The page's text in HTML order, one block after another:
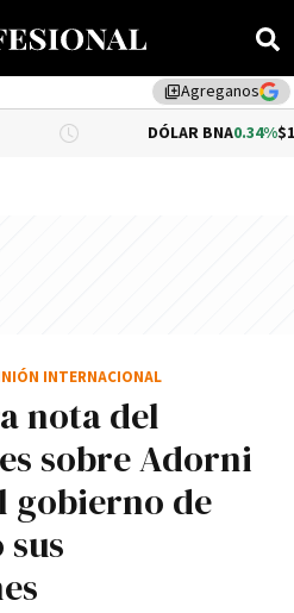
library_addAgreganos
DÓLAR BNA 0.34%$1,520.00
nota del
sobre Adorni
gobierno de
INTERNACIONAL